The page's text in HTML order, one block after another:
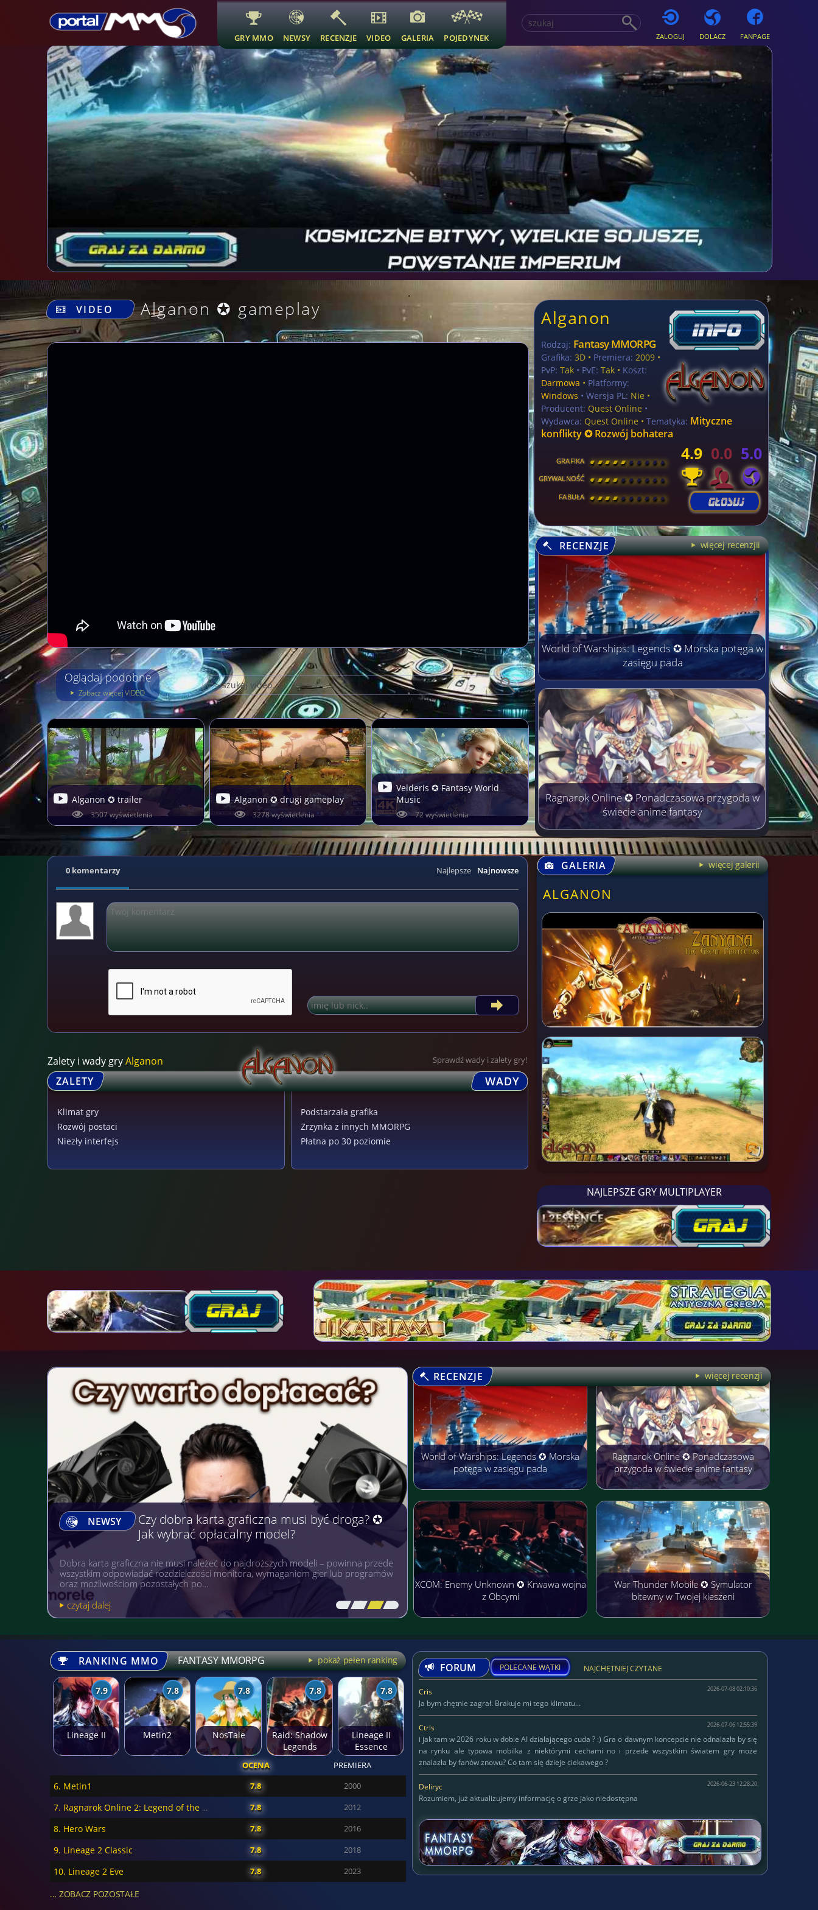
GRY MMO NEWSY RECENZJE VIDEO GALERIA POJEDYNEK ZALOGUJ DOLACZ FANPAGE
.
VIDEO
Alganon ✪ gameplay
Oglądaj podobne
Zobacz więcej VIDEO
Alganon ✪ trailer
3507 wyświetlenia
Alganon ✪ drugi gameplay
3278 wyświetlenia
Velderis ✪ Fantasy World
Music
72 wyświetlenia
Alganon
Rodzaj: Fantasy MMORPG
Grafika: 3D • Premiera: 2009 •
PvP: Tak • PvE: Tak • Koszt:
Darmowa • Platformy:
Windows • Wersja PL: Nie •
Producent: Quest Online •
Wydawca: Quest Online •Tematyka: Mityczne
konflikty ✪ Rozwój bohatera
GRAFIKA [ \ \ \ \ \ \ \ \ ]
GRYWALNOŚĆ [ \ \ \ \ \ \ \ \ ]
FABUŁA [ \ \ \ \ \ \ \ \ ]
4.9 0.0 5.0
RECENZJE więcej recenzjii
World of Warships: Legends ✪ Morska potęga w
zasięgu pada
Ragnarok Online ✪ Ponadczasowa przygoda w
świecie anime fantasy
Najnowsze
Najlepsze
0 komentarzy
Zalety i wady gryAlganon Sprawdź wady i zalety gry!
ZALETY WADY
Klimat gry
Rozwój postaci
Niezły interfejs
Podstarzała grafika
Zrzynka z innych MMORPG
Płatna po 30 poziomie
GALERIA więcej galerii
ALGANON
NAJLEPSZE GRY MULTIPLAYER
NEWSY Gry, na których można Zarobić Pieniądze
Gry komputerowe, mobilne i na wielu różnych platformach cieszą się niezwykłą
popularnością niezależnie od wieku. A gdyby tak połączyć przyjemne z
pożytecznym? Warto wówczas postawić sobi…
czytaj dalej
[\ \\ \\ \]
RECENZJE więcej recenzji
World of Warships: Legends ✪ Morska
potęga w zasięgu pada
Ragnarok Online ✪ Ponadczasowa
przygoda w świecie anime fantasy
XCOM: Enemy Unknown ✪ Krwawa wojna
z Obcymi
War Thunder Mobile ✪ Symulator
bitewny w Twojej kieszeni
RANKING MMO FANTASY MMORPG pokaż pełen ranking
7.9
Lineage II
7.8
Metin2
7.8
NosTale
7.8
Raid: Shadow
Legends
7.8
Lineage II
Essence
OCENA PREMIERA
6. Metin1 7.8 2000
7. Ragnarok Online 2: Legend of the Second 7.8 2012
8. Hero Wars 7.8 2016
9. Lineage 2 Classic 7.8 2018
10. Lineage 2 Eve 7.8 2023
... ZOBACZ POZOSTAŁE
FORUM POLECANE WĄTKI NAJCHĘTNIEJ CZYTANE
Cris 2026-07-08 02:10:36
Ja bym chętnie zagrał. Brakuje mi tego klimatu...
Ctrls 2026-07-06 12:55:39
i jak tam w 2026 roku w dobie AI działającego cuda ? :) Gra o dawnym koncepcie nie odnalazła by się
na rynku ale typowa mobilka z niektórymi cechami no i przede wszystkim światem gry może
znalazła by fanów znowu? Co tam się dzieje ciekawego ?
Deliryc
Deliryc
KAPITAN
125
W serwisie od
2015-10-14
Lokalizacja:
Status:własna firma
WWW:https://ski-jumps.pl/
Gram w:Delirium ;)
Ulubione gatunki:mmorpg, strategiczne, inne
2026-06-23 12:28:20
Rozumiem, już aktualizujemy informację o grze jako niedostępna